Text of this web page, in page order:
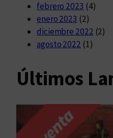
febrero 2023 (4)
enero 2023 (2)
diciembre 2022 (2)
agosto 2022 (1)
Últimos